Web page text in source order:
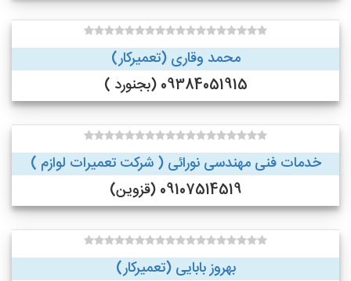
محمد وقاری (تعمیرکار)
09384051915 (بجنورد )
خدمات فنی مهندسی نورائی ( شرکت تعمیرات لوازم )
09107514519 (قزوین)
بهروز بابایی (تعمیرکار)